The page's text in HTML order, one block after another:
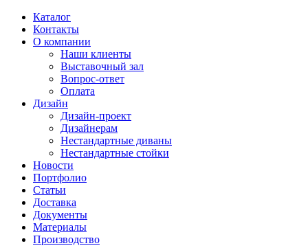
Каталог
Контакты
О компании
Наши клиенты
Выставочный зал
Вопрос-ответ
Оплата
Дизайн
Дизайн-проект
Дизайнерам
Нестандартные диваны
Нестандартные стойки
Новости
Портфолио
Статьи
Доставка
Документы
Материалы
Производство